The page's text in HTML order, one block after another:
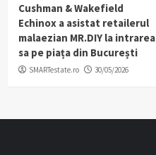
Cushman & Wakefield
Echinox a asistat retailerul
malaezian MR.DIY la intrarea
sa pe piața din București
SMARTestate.ro 30/05/2026